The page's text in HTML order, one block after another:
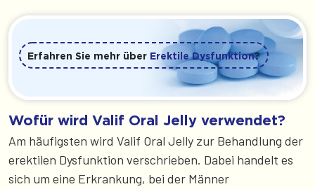
Erfahren Sie mehr über Erektile Dysfunktion?
Wofür wird Valif Oral Jelly verwendet?
Am häufigsten wird Valif Oral Jelly zur Behandlung der
erektilen Dysfunktion verschrieben. Dabei handelt es
sich um eine Erkrankung, bei der Männer